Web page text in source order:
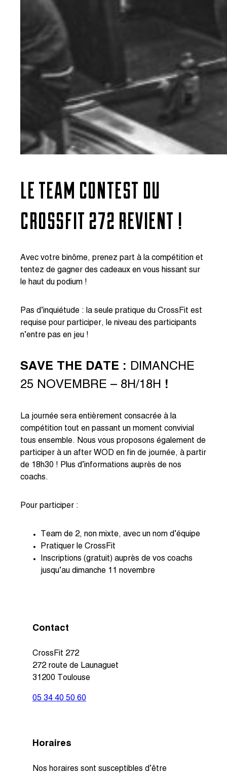
LE TEAM CONTEST DU
CROSSFIT 272 REVIENT !
Avec votre binôme, prenez part à la compétition et
tentez de gagner des cadeaux en vous hissant sur
le haut du podium !
Pas d’inquiétude : la seule pratique du CrossFit est
requise pour participer, le niveau des participants
n’entre pas en jeu !
SAVE THE DATE : DIMANCHE
25 NOVEMBRE – 8H/18H !
La journée sera entièrement consacrée à la
compétition tout en passant un moment convivial
tous ensemble. Nous vous proposons également de
participer à un after WOD en fin de journée, à partir
de 18h30 ! Plus d’informations auprès de nos
coachs.
Pour participer :
Team de 2, non mixte, avec un nom d’équipe
Pratiquer le CrossFit
Inscriptions (gratuit) auprès de vos coachs
jusqu’au dimanche 11 novembre
Contact
CrossFit 272
272 route de Launaguet
31200 Toulouse
05 34 40 50 60
Horaires
Nos horaires sont susceptibles d’être